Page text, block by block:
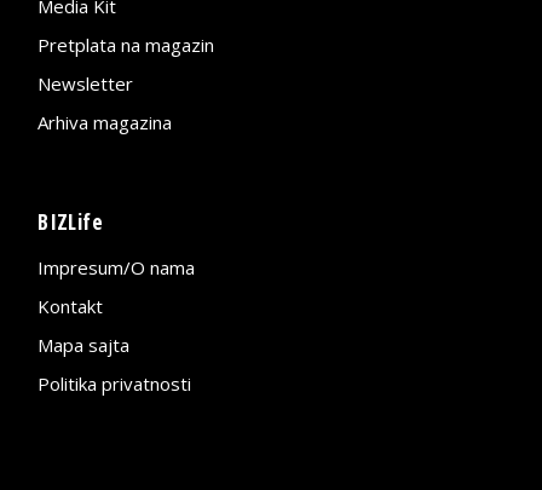
Media Kit
Pretplata na magazin
Newsletter
Arhiva magazina
BIZLife
Impresum/O nama
Kontakt
Mapa sajta
Politika privatnosti